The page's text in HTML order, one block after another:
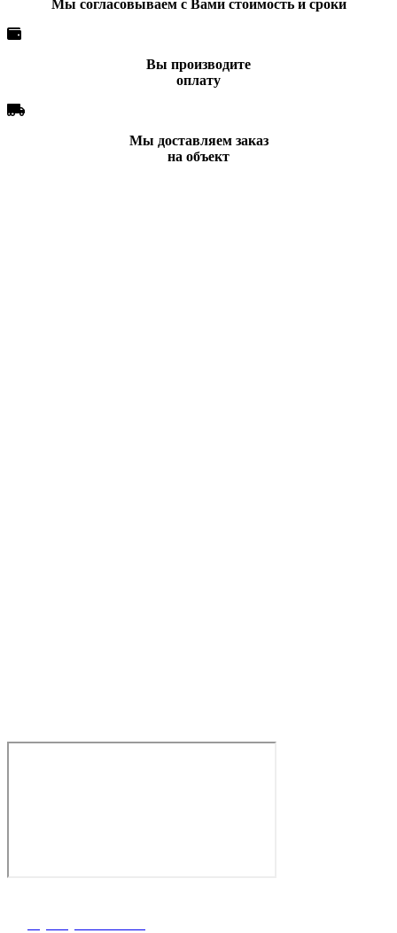
Мы согласовываем с Вами стоимость и сроки
Вы производите
оплату
Мы доставляем заказ
на объект